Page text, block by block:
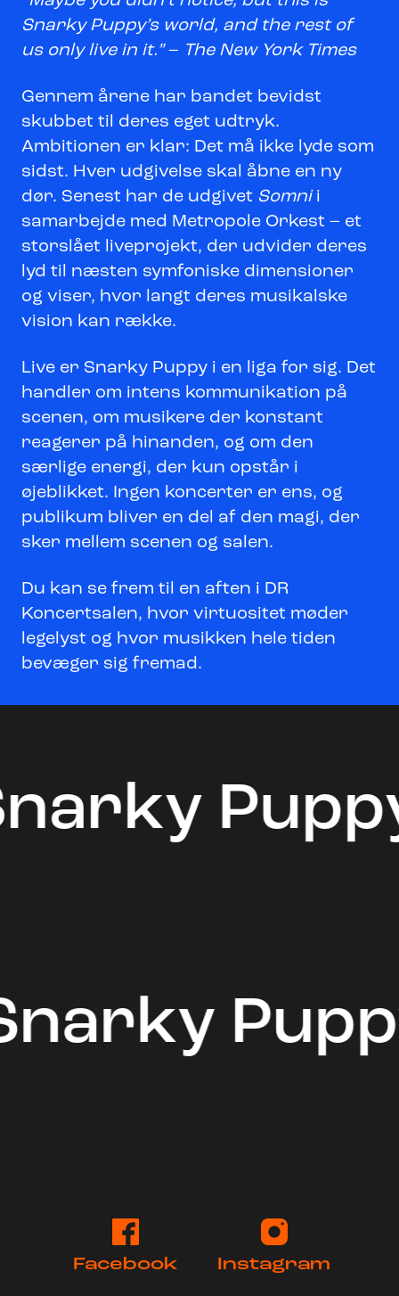
Snarky Puppy’s world, and the rest of
us only live in it.”– The New York Times
Gennem årene har bandet bevidst
skubbet til deres eget udtryk.
Ambitionen er klar: Det må ikke lyde som
sidst. Hver udgivelse skal åbne en ny
dør. Senest har de udgivet Somnii
samarbejde med Metropole Orkest – et
storslået liveprojekt, der udvider deres
lyd til næsten symfoniske dimensioner
og viser, hvor langt deres musikalske
vision kan række.
Live er Snarky Puppy i en liga for sig. Det
handler om intens kommunikation på
scenen, om musikere der konstant
reagerer på hinanden, og om den
særlige energi, der kun opstår i
øjeblikket. Ingen koncerter er ens, og
publikum bliver en del af den magi, der
sker mellem scenen og salen.
Du kan se frem til en aften i DR
Koncertsalen, hvor virtuositet møder
legelyst og hvor musikken hele tiden
bevæger sig fremad.
Facebook Instagram